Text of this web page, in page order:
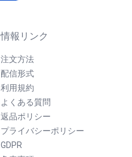
情報リンク
注文方法
配信形式
利用規約
よくある質問
返品ポリシー
プライバシーポリシー
GDPR